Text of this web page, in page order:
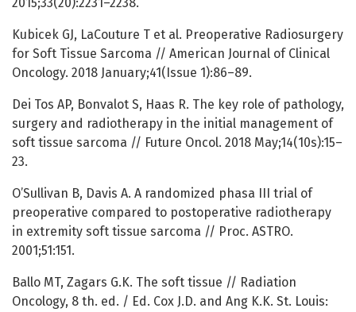
2015;33(20):2231–2238.
Kubicek GJ, LaCouture T et al. Preoperative Radiosurgery
for Soft Tissue Sarcoma // American Journal of Clinical
Oncology. 2018 January;41(Issue 1):86–89.
Dei Tos AP, Bonvalot S, Haas R. The key role of pathology,
surgery and radiotherapy in the initial management of
soft tissue sarcoma // Future Oncol. 2018 May;14(10s):15–
23.
O’Sullivan B, Davis A. A randomized phasa III trial of
preoperative compared to postoperative radiotherapy
in extremity soft tissue sarcoma // Proc. ASTRO.
2001;51:151.
Ballo MT, Zagars G.K. The soft tissue // Radiation
Oncology, 8 th. ed. / Ed. Cox J.D. and Ang K.K. St. Louis: